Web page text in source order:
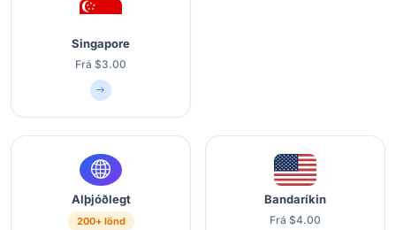
Singapore
Frá $3.00
Alþjóðlegt
200+ lönd
Bandaríkin
Frá $4.00